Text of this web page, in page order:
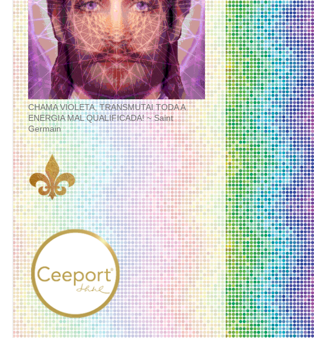
CHAMA VIOLETA, TRANSMUTAI TODA A
ENERGIA MAL QUALIFICADA! ~ Saint
Germain